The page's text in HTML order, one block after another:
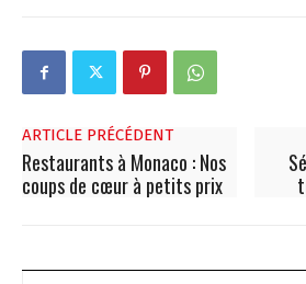
ARTICLE PRÉCÉDENT
Restaurants à Monaco : Nos
coups de cœur à petits prix